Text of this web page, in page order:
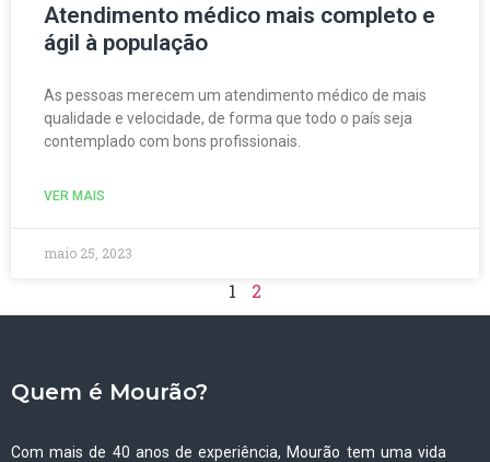
Atendimento médico mais completo e
ágil à população
As pessoas merecem um atendimento médico de mais
qualidade e velocidade, de forma que todo o país seja
contemplado com bons profissionais.
VER MAIS
maio 25, 2023
1 2
Quem é Mourão?
Com mais de 40 anos de experiência, Mourão tem uma vida